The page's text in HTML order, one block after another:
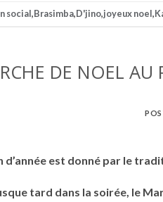
social,Brasimba,D'jino,joyeux noel,
DE NOEL
d’année est donné par le
tard dans la soirée, le